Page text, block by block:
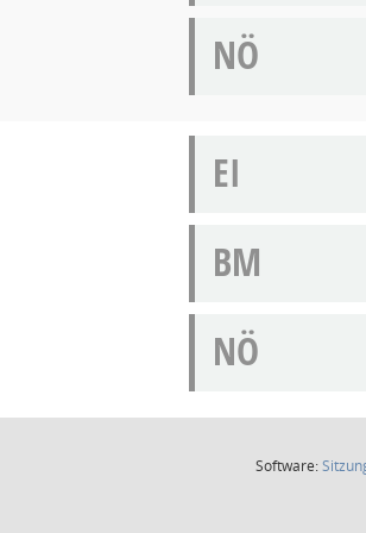
NÖ
EI
BM
NÖ
Software: